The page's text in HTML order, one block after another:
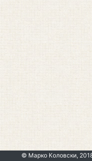
© Марко Коловски,